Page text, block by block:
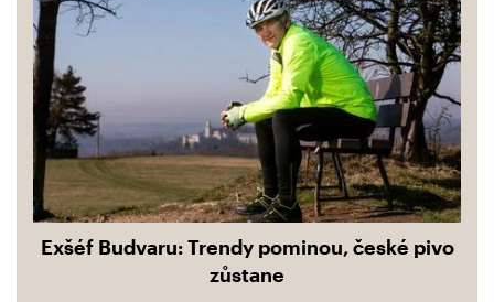
Exšéf Budvaru: Trendy pominou, české pivo
zůstane